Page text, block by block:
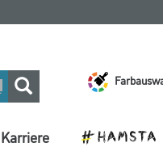
Karriere